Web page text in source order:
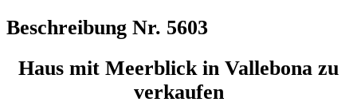
Beschreibung Nr. 5603
Haus mit Meerblick in Vallebona zu
verkaufen